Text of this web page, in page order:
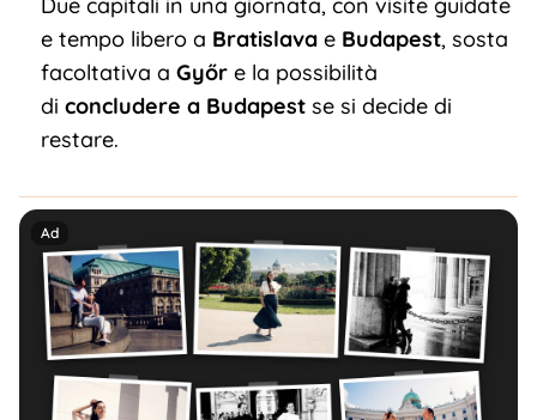
Due capitali in una giornata, con visite guidate
e tempo libero a Bratislavae Budapest, sosta
facoltativa a Győre la possibilità
di concludere a Budapestse si decide di
restare.